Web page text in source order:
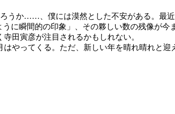
うか……、僕には漠然とした不安がある。最
に瞬間的の印象」、その夥しい数の残像が
田寅彦が注目されるかもしれない。
やってくる。ただ、新しい年を晴れ晴れと